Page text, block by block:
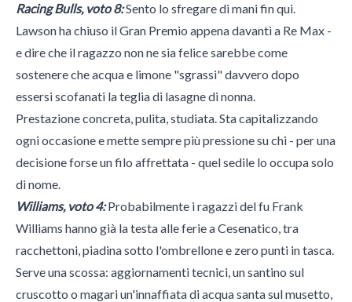
Racing Bulls, voto 8:Sento lo sfregare di mani fin qui.
Lawson ha chiuso il Gran Premio appena davanti a Re Max -
e dire che il ragazzo non ne sia felice sarebbe come
sostenere che acqua e limone "sgrassi" davvero dopo
essersi scofanati la teglia di lasagne di nonna.
Prestazione concreta, pulita, studiata. Sta capitalizzando
ogni occasione e mette sempre più pressione su chi - per una
decisione forse un filo affrettata - quel sedile lo occupa solo
di nome.
Williams, voto 4:Probabilmente i ragazzi del fu Frank
Williams hanno già la testa alle ferie a Cesenatico, tra
racchettoni, piadina sotto l'ombrellone e zero punti in tasca.
Serve una scossa: aggiornamenti tecnici, un santino sul
cruscotto o magari un'innaffiata di acqua santa sul musetto,